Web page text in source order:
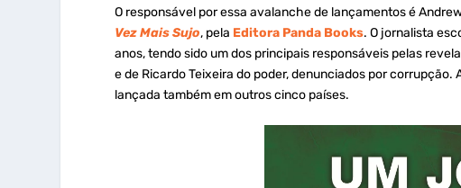
O responsável por essa avalanche de lançamentos é
Vez Mais Sujo, pela Editora Panda Books. O jornalista
anos, tendo sido um dos principais responsáveis pelas
e de Ricardo Teixeira do poder, denunciados por
lançada também em outros cinco países.